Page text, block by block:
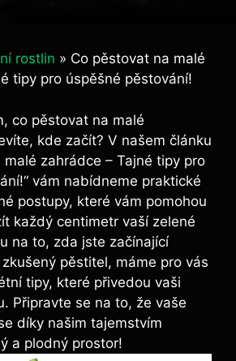
rostlin » Co pěstovat na malé
tipy pro úspěšné pěstování!
co pěstovat na malé
kde začít? V našem článku
malé zahrádce – Tajné tipy pro
vám nabídneme praktické
postupy, které vám pomohou
každý centimetr vaší zelené
na to, zda jste začínající
pěstitel, máme pro vás
tipy, které přivedou vaši
Připravte se na to, že vaše
díky našim tajemstvím
a plodný prostor!